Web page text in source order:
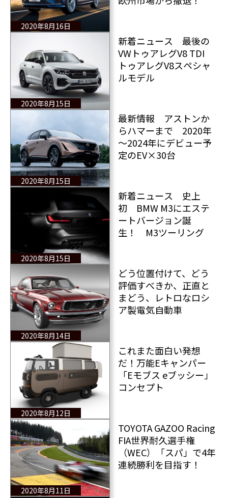
2020年8月16日
2020年8月15日
新着ニュース 最後の
VWトゥアレグV8 TDI
トゥアレグV8スペシャ
ルモデル
2020年8月15日
最新情報 アストンか
らハマーまで 2020年
～2024年にデビュー予
定のEV×30台
2020年8月15日
新着ニュース 史上
初 BMW M3にエステ
ートバージョン誕
生！ M3ツーリング
2020年8月14日
どう位置付けて、どう
評価すべきか、正直と
まどう、レトロなロシ
ア製電気自動車
2020年8月12日
これまた面白い発想
だ！万能Eキャンパー
「Eモブス eブッシー」
コンセプト
2020年8月11日
TOYOTA GAZOO Racing
FIA世界耐久選手権
（WEC）「スパ」で4年
連続勝利を目指す！